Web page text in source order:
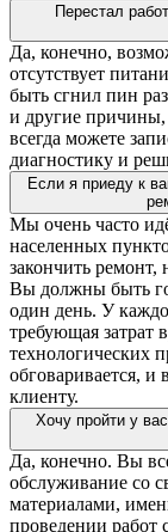
Перестал
Да, конечно,
отсутствует
быть сгнил пин
и другие причины,
всегда можете
диагностику и
Если я приеду к
Мы очень часто
населенных
закончить ремонт,
Вы должны быть
один день. У
требующая затрат
технологических
обговаривается, и
клиенту.
Хочу пройти у
Да, конечно. Вы
обслуживание со
материалами,
проведении